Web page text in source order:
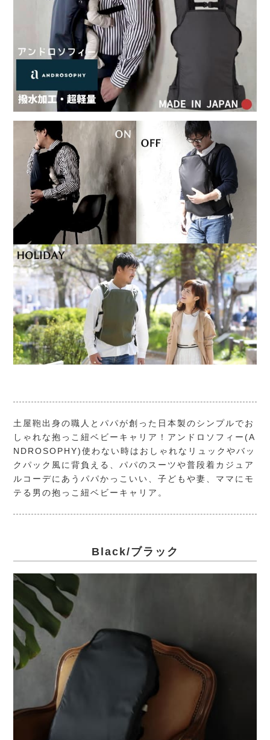
土屋鞄出身の職人とパパが創った日本製のシンプルでお
しゃれな抱っこ紐ベビーキャリア！アンドロソフィー(A
NDROSOPHY)使わない時はおしゃれなリュックやバッ
クパック風に背負える、パパのスーツや普段着カジュア
ルコーデにあうパパかっこいい、子どもや妻、ママにモ
テる男の抱っこ紐ベビーキャリア。
Black/ブラック